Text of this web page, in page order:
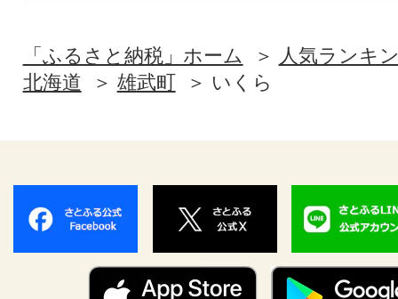
「ふるさと納税」ホーム
人気ランキ
北海道
雄武町 いくら